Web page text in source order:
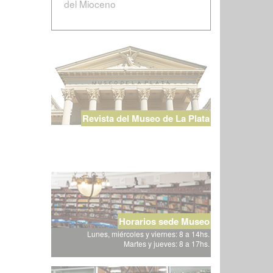
del Mioceno
Revista del Museo de La Plata
Horarios sede Museo
Lunes, miércoles y viernes: 8 a 14hs.
Martes y jueves: 8 a 17hs.